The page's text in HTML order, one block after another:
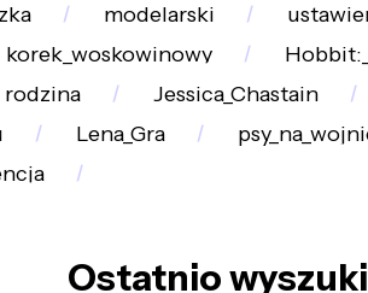
modelarski
korek_woskowinowy
rodzina Jessica_Chastain
Lena_Gra
Ostatnio